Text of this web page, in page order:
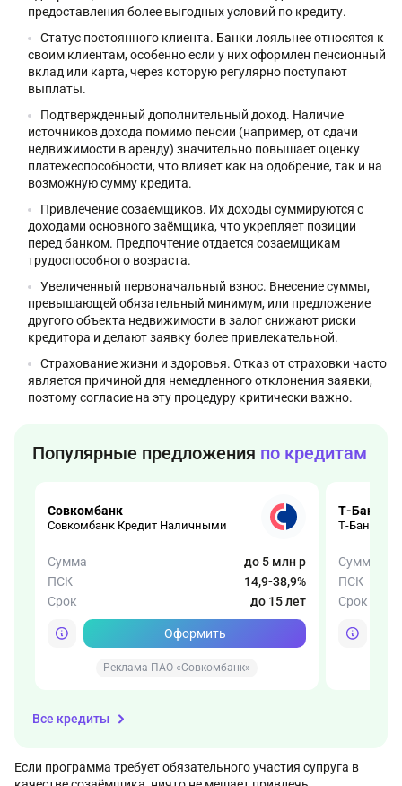
предоставления более выгодных условий по кредиту.
Статус постоянного клиента. Банки лояльнее относятся к
своим клиентам, особенно если у них оформлен пенсионный
вклад или карта, через которую регулярно поступают
выплаты.
Подтвержденный дополнительный доход. Наличие
источников дохода помимо пенсии (например, от сдачи
недвижимости в аренду) значительно повышает оценку
платежеспособности, что влияет как на одобрение, так и на
возможную сумму кредита.
Привлечение созаемщиков. Их доходы суммируются с
доходами основного заёмщика, что укрепляет позиции
перед банком. Предпочтение отдается созаемщикам
трудоспособного возраста.
Увеличенный первоначальный взнос. Внесение суммы,
превышающей обязательный минимум, или предложение
другого объекта недвижимости в залог снижают риски
кредитора и делают заявку более привлекательной.
Страхование жизни и здоровья. Отказ от страховки часто
является причиной для немедленного отклонения заявки,
поэтому согласие на эту процедуру критически важно.
Популярные предложения по кредитам
Совкомбанк
Совкомбанк Кредит Наличными
Сумма
до 5 млн р
ПСК
14,9-38,9%
Срок
до 15 лет
Оформить
Реклама ПАО «Совкомбанк»
Т-Банк
Т-Банк
Сумма
ПСК
Срок
Все кредиты
Если программа требует обязательного участия супруга в